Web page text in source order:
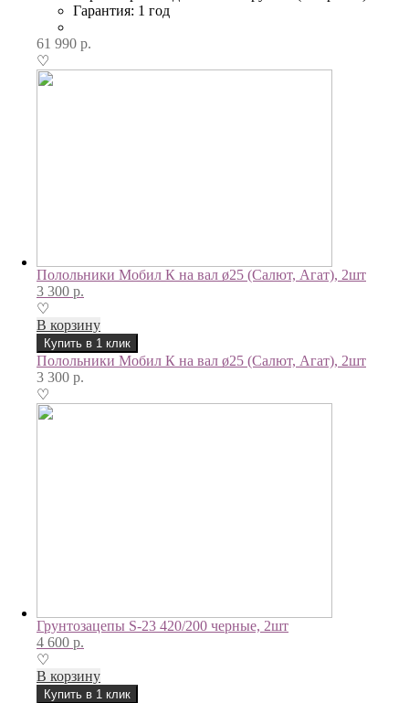
Гарантия: 1 год
61 990 р.
♡
Полольники Мобил К на вал ø25 (Салют, Агат), 2шт
3 300 р.
♡
В корзину
Купить в 1 клик
Полольники Мобил К на вал ø25 (Салют, Агат), 2шт
3 300 р.
♡
Грунтозацепы S-23 420/200 черные, 2шт
4 600 р.
♡
В корзину
Купить в 1 клик